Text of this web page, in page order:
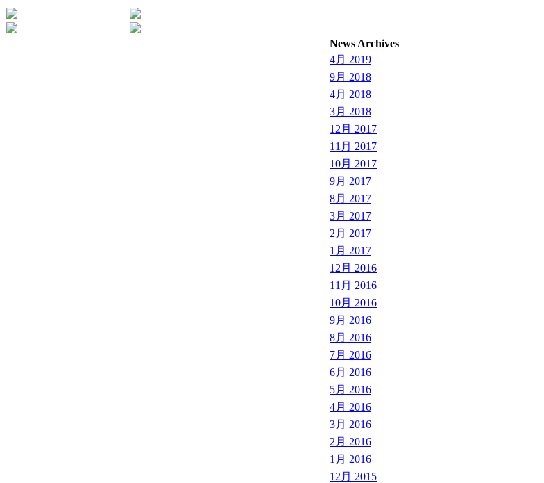
News Archives
4月 2019
9月 2018
4月 2018
3月 2018
12月 2017
11月 2017
10月 2017
9月 2017
8月 2017
3月 2017
2月 2017
1月 2017
12月 2016
11月 2016
10月 2016
9月 2016
8月 2016
7月 2016
6月 2016
5月 2016
4月 2016
3月 2016
2月 2016
1月 2016
12月 2015